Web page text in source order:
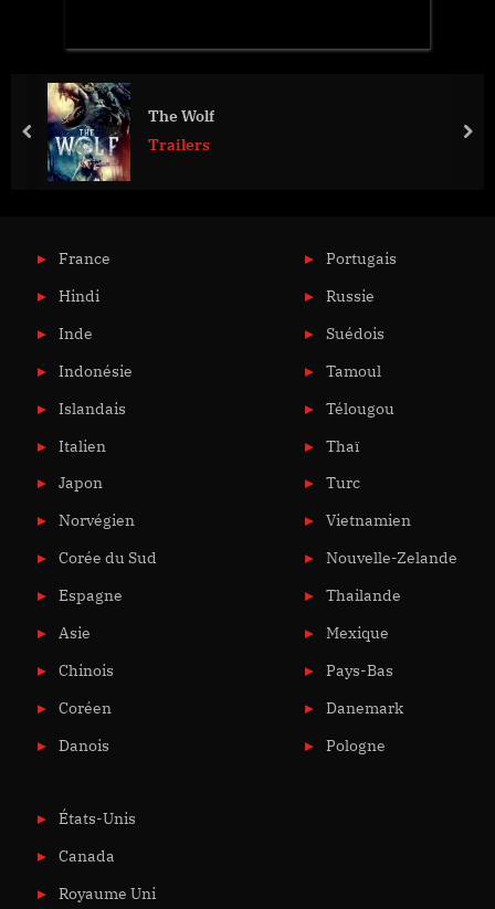
The Wolf
Trailers
prev
France
Hindi
Inde
Indonésie
Islandais
Italien
Japon
Norvégien
Corée du Sud
Espagne
Asie
Chinois
Coréen
Danois
Portugais
Russie
Suédois
Tamoul
Télougou
Thaï
Turc
Vietnamien
Nouvelle-Zelande
Thailande
Mexique
Pays-Bas
Danemark
Pologne
États-Unis
Canada
Royaume Uni